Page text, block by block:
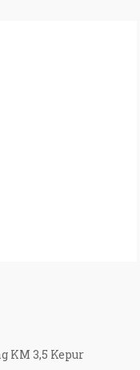
KM 3,5 Kepur